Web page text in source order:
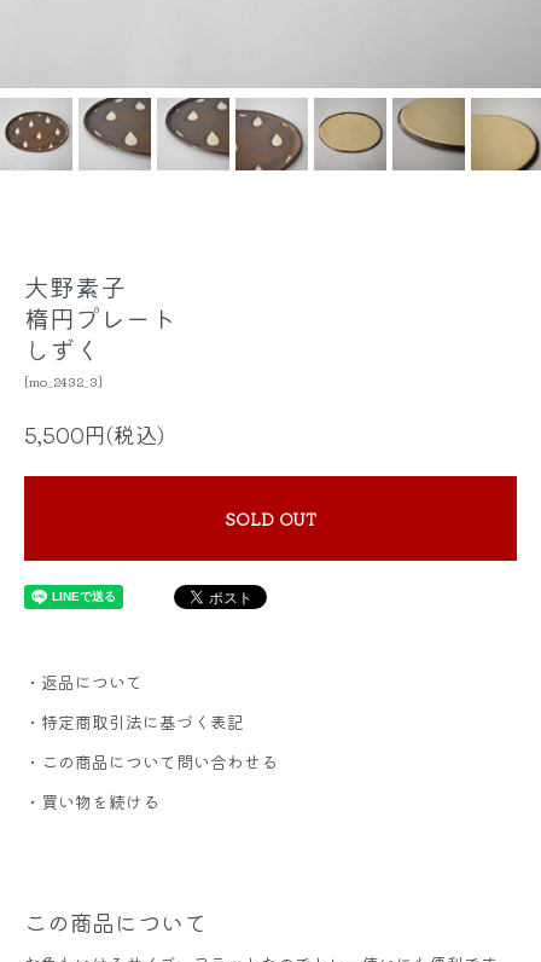
大野素子
楕円プレート
しずく
[mo_2432_3]
5,500円(税込)
SOLD OUT
・返品について
・特定商取引法に基づく表記
・この商品について問い合わせる
・買い物を続ける
この商品について